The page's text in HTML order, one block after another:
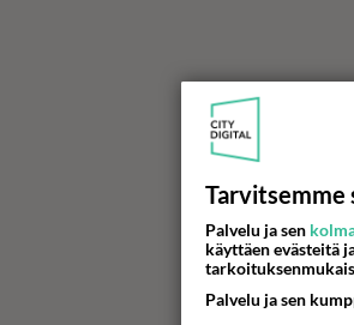
Tarvitsemme
Palvelu ja sen
käyttäen evästeitä
Palvelu ja sen